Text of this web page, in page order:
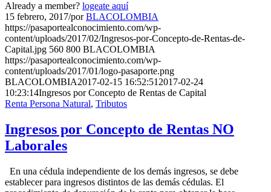
Already a member? logeate aquí
15 febrero, 2017/porBLACOLOMBIA
https://pasaportealconocimiento.com/wp-
content/uploads/2017/02/Ingresos-por-Concepto-de-Rentas-de-
Capital.jpg 560 800 BLACOLOMBIA
https://pasaportealconocimiento.com/wp-
content/uploads/2017/01/logo-pasaporte.png
BLACOLOMBIA2017-02-15 16:52:51 2017-02-24
10:23:14Ingresos por Concepto de Rentas de Capital
Renta Persona Natural, Tributos
Ingresos por Concepto de Rentas NO
Laborales
En una cédula independiente de los demás ingresos, se debe
establecer para ingresos distintos de las demás cédulas. El